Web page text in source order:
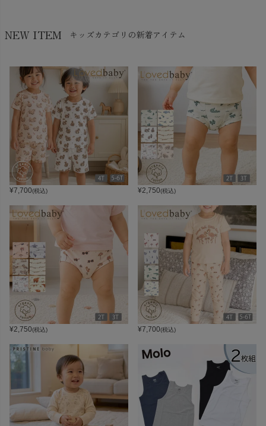
NEW ITEM キッズカテゴリの新着アイテム
¥7,700(税込) ¥2,750(税込)
¥2,750(税込) ¥7,700(税込)